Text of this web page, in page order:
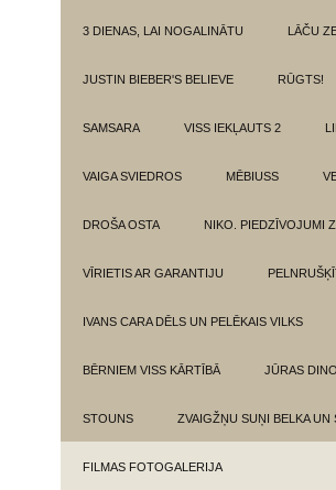
3 DIENAS, LAI NOGALINĀTU LĀČU
JUSTIN BIEBER'S BELIEVE RŪGTS!
SAMSARA VISS IEKĻAUTS 2
VAIGA SVIEDROS MĒBIUSS
DROŠA OSTA NIKO. PIEDZĪVOJUMI
VĪRIETIS AR GARANTIJU
IVANS CARA DĒLS UN PELĒKAIS VILKS
BĒRNIEM VISS KĀRTĪBĀ JŪRAS
STOUNS ZVAIGŽŅU SUŅI BELKA UN
FILMAS FOTOGALERIJA